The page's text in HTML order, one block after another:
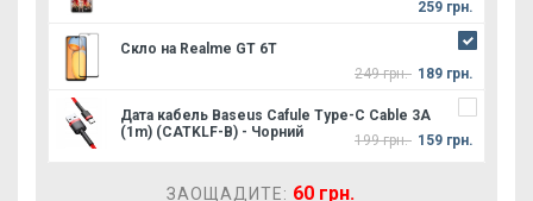
259 грн.
Скло на Realme GT 6T
249 грн. 189 грн.
Дата кабель Baseus Cafule Type-C Cable 3A
(1m) (CATKLF-B) - Чорний
199 грн. 159 грн.
ЗАОЩАДИТЕ: 60 грн.